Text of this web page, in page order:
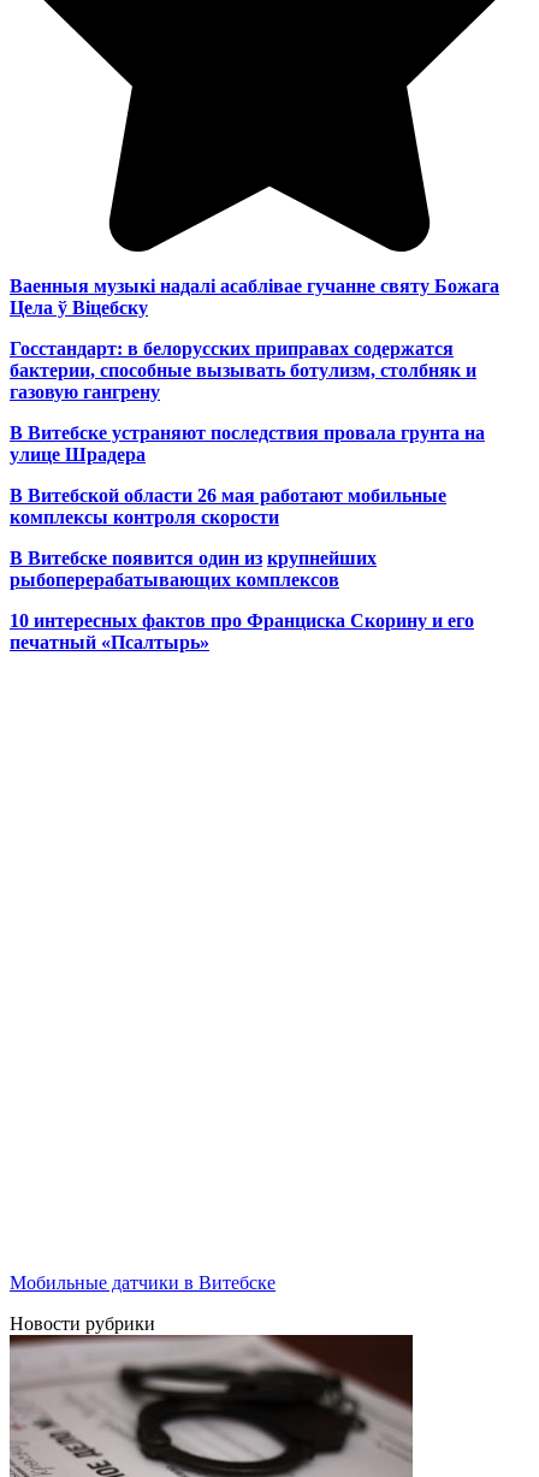
Ваенныя музыкі надалі асаблівае гучанне святу Божага
Цела ў Віцебску
Госстандарт: в белорусских приправах содержатся
бактерии, способные вызывать ботулизм, столбняк и
газовую гангрену
В Витебске устраняют последствия провала грунта на
улице Шрадера
В Витебской области 26 мая работают мобильные
комплексы контроля скорости
В Витебске появится один из крупнейших
рыбоперерабатывающих комплексов
10 интересных фактов про Франциска Скорину и его
печатный «Псалтырь»
Мобильные датчики в Витебске
Новости рубрики